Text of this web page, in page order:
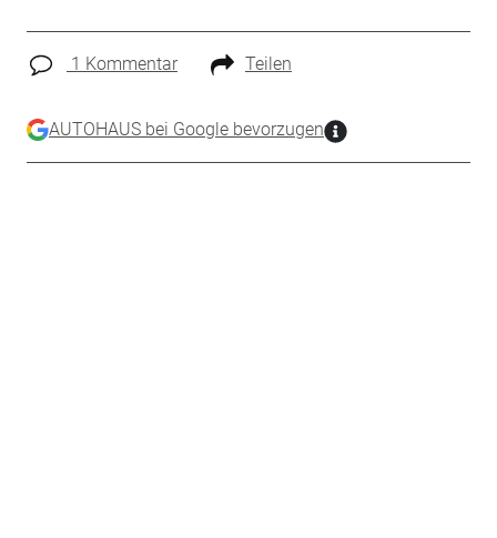
1 Kommentar Teilen
AUTOHAUS bei Google bevorzugen